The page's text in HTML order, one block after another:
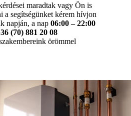
maradtak vagy Ön is
a segítségünket kérem hívjon
napján, a nap 06:00 – 22:00
(70) 881 20 08
örömmel